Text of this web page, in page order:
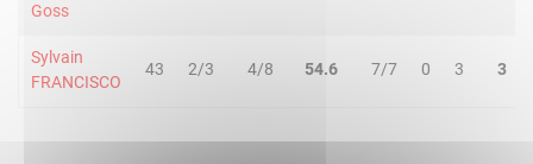
Goss
Sylvain
FRANCISCO
43 2/3 4/8 54.6 7/7 0 3 3